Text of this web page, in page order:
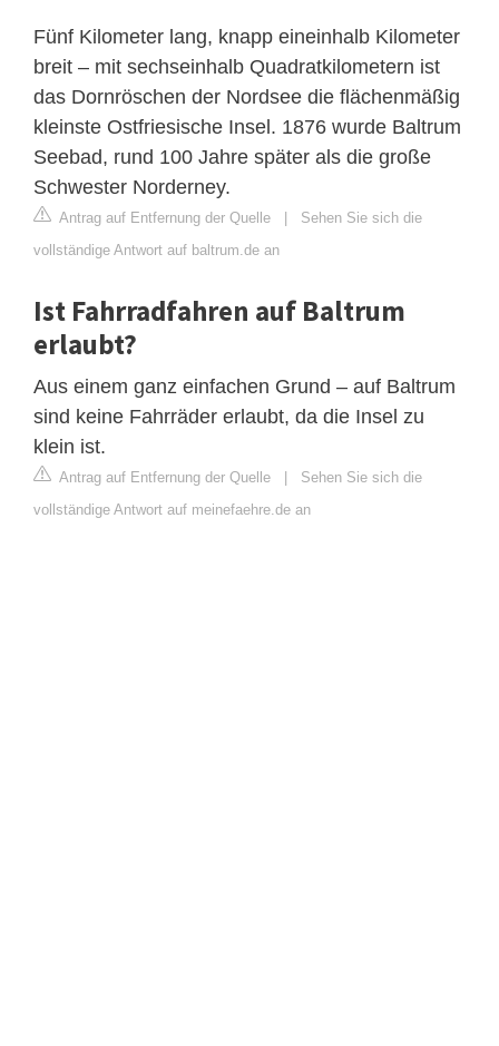
Fünf Kilometer lang, knapp eineinhalb Kilometer
breit – mit sechseinhalb Quadratkilometern ist
das Dornröschen der Nordsee die flächenmäßig
kleinste Ostfriesische Insel. 1876 wurde Baltrum
Seebad, rund 100 Jahre später als die große
Schwester Norderney.
Antrag auf Entfernung der Quelle | Sehen Sie sich die
vollständige Antwort auf baltrum.de an
Ist Fahrradfahren auf Baltrum
erlaubt?
Aus einem ganz einfachen Grund – auf Baltrum
sind keine Fahrräder erlaubt, da die Insel zu
klein ist.
Antrag auf Entfernung der Quelle | Sehen Sie sich die
vollständige Antwort auf meinefaehre.de an